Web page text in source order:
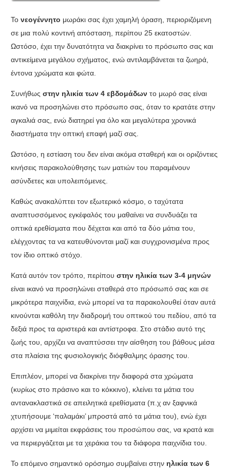
Το νεογέννητο μωράκι σας έχει χαμηλή όραση περιοριζόμενη
σε μια πολύ κοντινή απόσταση περίπου 25 εκατοστών
Ωστόσο έχει την δυνατότητα να διακρίνει το πρόσωπο σας και
αντικείμενα μεγάλου σχήματος ενώ αντιλαμβάνεται τα ζωηρά
έντονα χρώματα και φώτα
Συνήθως στην ηλικία των 4 εβδομάδων το μωρό σας είναι
ικανό να προσηλώνει στο πρόσωπο σας όταν το κρατάτε στην
αγκαλιά σας ενώ διατηρεί για όλο και μεγαλύτερα χρονικά
διαστήματα την οπτική επαφή μαζί σας
Ωστόσο η εστίαση του δεν είναι ακόμα σταθερή και οι οριζόντιες
κινήσεις παρακολούθησης των ματιών του παραμένουν
ασύνδετες και υπολειπόμενες
Καθώς ανακαλύπτει τον εξωτερικό κόσμο ο ταχύτατα
αναπτυσσόμενος εγκέφαλός του μαθαίνει να συνδυάζει τα
οπτικά ερεθίσματα που δέχεται και από τα δύο μάτια του
ελέγχοντας τα να κατευθύνονται μαζί και συγχρονισμένα προς
τον ίδιο οπτικό στόχο
Κατά αυτόν τον τρόπο περίπου στην ηλικία των 3-4 μηνών
είναι ικανό να προσηλώνει σταθερά στο πρόσωπό σας και σε
μικρότερα παιχνίδια ενώ μπορεί να τα παρακολουθεί όταν αυτά
κινούνται καθόλη την διαδρομή του οπτικού του πεδίου από τα
δεξιά προς τα αριστερά και αντίστροφα Στο στάδιο αυτό της
ζωής του αρχίζει να αναπτύσσει την αίσθηση του βάθους μέσα
στα πλαίσια της φυσιολογικής διόφθαλμης όρασης του
Επιπλέον μπορεί να διακρίνει την διαφορά στα χρώματα
(κυρίως στο πράσινο και το κόκκινο), κλείνει τα μάτια του
αντανακλαστικά σε απειλητικά ερεθίσματα (π χ αν ξαφνικά
χτυπήσουμε ‘παλαμάκι’ μπροστά από τα μάτια του), ενώ έχει
αρχίσει να μιμείται εκφράσεις του προσώπου σας να κρατά και
να περιεργάζεται με τα χεράκια του τα διάφορα παιχνίδια του
Το επόμενο σημαντικό ορόσημο συμβαίνει στην ηλικία των 6